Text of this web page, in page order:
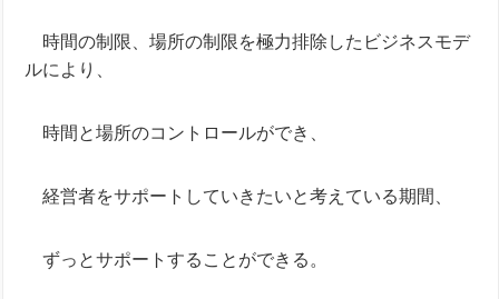
時間の制限、場所の制限を極力排除したビジネスモデ
ルにより、
時間と場所のコントロールができ、
経営者をサポートしていきたいと考えている期間、
ずっとサポートすることができる。